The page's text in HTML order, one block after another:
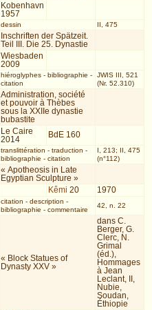
Kobenhavn
1957
dessin II, 475
Inschriften der Spätzeit.
Teil III. Die 25. Dynastie
Wiesbaden
2009
hiéroglyphes- bibliographie -
citation
JWIS III, 521
(Nr. 52.310)
Administration, société
et pouvoir à Thèbes
sous la XXIIe dynastie
bubastite
Le Caire
2014
BdE 160
translittération - traduction -
bibliographie - citation
I, 213; II, 475
(n°112)
« Apotheosis in Late
Egyptian Sculpture »
Kêmi 20 1970
citation - description -
bibliographie - commentaire
42, n. 22
« Block Statues of
Dynasty XXV »
dans C.
Berger, G.
Clerc, N.
Grimal
(éd.),
Hommages
à Jean
Leclant, II,
Nubie,
Soudan,
Éthiopie